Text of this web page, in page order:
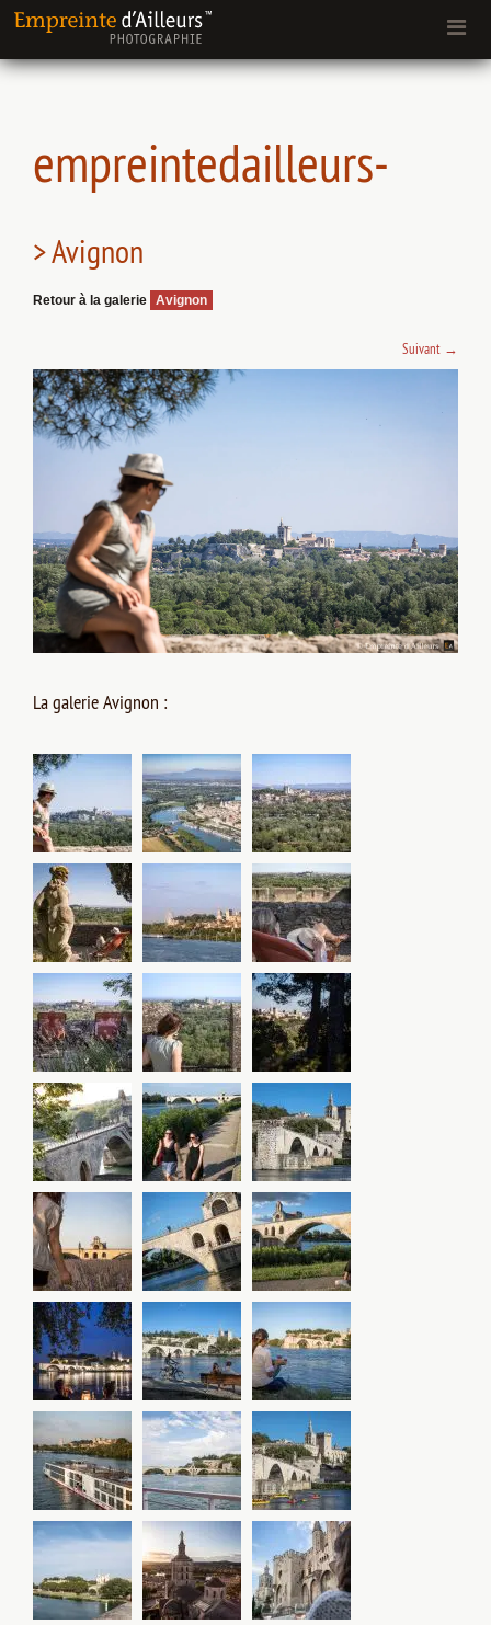
empreintedailleurs-
> Avignon
Retour à la galerie Avignon
Suivant →
La galerie Avignon :